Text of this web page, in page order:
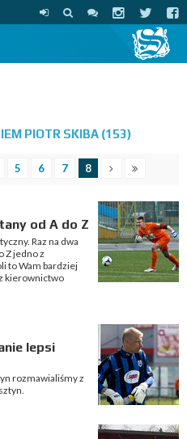
PIOTR SKIBA (153)
5 6 7 8
od A do Z
Raz na dwa
Z jedno z
to Wam bardziej
kierownictwo
lepsi
rozmawialiśmy z